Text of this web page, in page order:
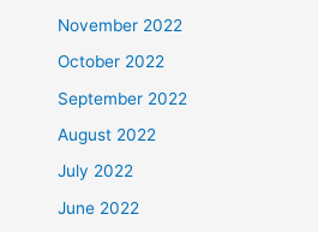
November 2022
October 2022
September 2022
August 2022
July 2022
June 2022